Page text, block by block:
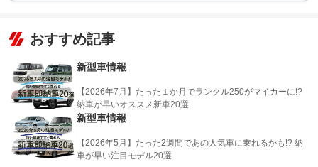
おすすめ記事
新型車情報
【2026年7月】たった１か月でランクル250がマイカーに!?
納車が早いオススメ新車20選
新型車情報
【2026年5月】たった2週間であの人気車に乗れるかも!? 納
車が早い注目モデル20選